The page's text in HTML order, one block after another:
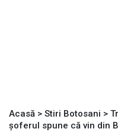
Acasă > Stiri Botosani >
șoferul spune că vin din